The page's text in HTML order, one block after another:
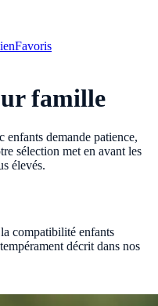
Favoris
famille
demande patience,
sélection met en avant les
élevés.
compatibilité enfants
décrit dans nos